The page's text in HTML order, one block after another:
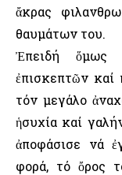
ἄκρας
θαυμάτων του.
Ἐπειδή ὅμως
ἐπισκεπτῶν καί
τόν μεγάλο
ἡσυχία καί
ἀποφάσισε νά
φορά, τό ὄρος